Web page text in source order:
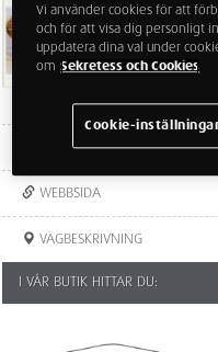
08-716 68 66
WEBBSIDA
VÄGBESKRIVNING
I VÅR BUTIK HITTAR DU:
Vi använder cookies för att
och för att visa dig personligt
uppdatera dina val under
om Sekretess och Cookies
Cookie-